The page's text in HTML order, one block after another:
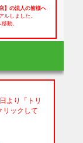
】の法人の皆様へ
ルしました。
移動。
より「トリ
リックして